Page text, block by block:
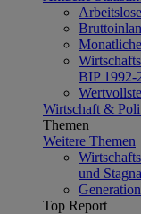
BIP 1992-
Wirtschaft &
Themen
Weitere Themen
und
Top Report